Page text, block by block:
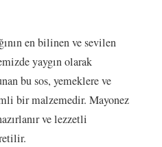
en bilinen ve sevilen
yaygın olarak
bu sos, yemeklere ve
bir malzemedir. Mayonez
ve lezzetli